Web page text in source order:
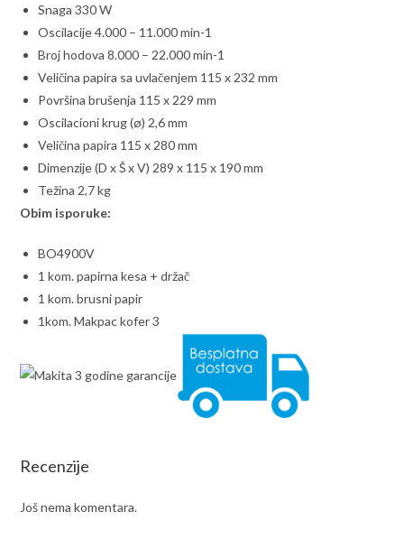
Snaga 330 W
Oscilacije 4.000 – 11.000 min-1
Broj hodova 8.000 – 22.000 min-1
Veličina papira sa uvlačenjem 115 x 232 mm
Površina brušenja 115 x 229 mm
Oscilacioni krug (ø) 2,6 mm
Veličina papira 115 x 280 mm
Dimenzije (D x Š x V) 289 x 115 x 190 mm
Težina 2,7 kg
Obim isporuke:
BO4900V
1 kom. papirna kesa + držač
1 kom. brusni papir
1kom. Makpac kofer 3
Recenzije
Još nema komentara.